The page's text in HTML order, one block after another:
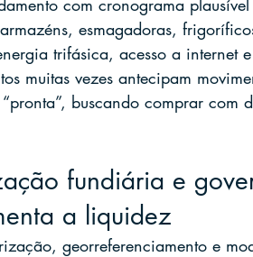
com cronograma
esmagadoras,
trifásica, acesso a internet
muitas vezes antecipam
buscando comprar com
fundiária e
a liquidez
georreferenciamento e